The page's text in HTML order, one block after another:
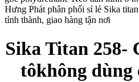
Hưng Phát phân phối sỉ lẻ Sika
tỉnh thành, giao hàng tận nơi
Sika Titan 258-
tôkhông dùng